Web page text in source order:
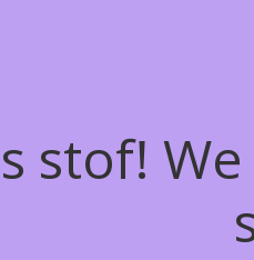
stof!